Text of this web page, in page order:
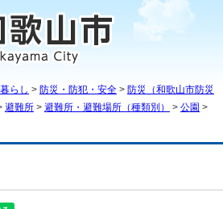
暮らし > 防災・防犯・安全 > 防災（和歌山市防災
避難所 > 避難所・避難場所（種類別） > 公園 >